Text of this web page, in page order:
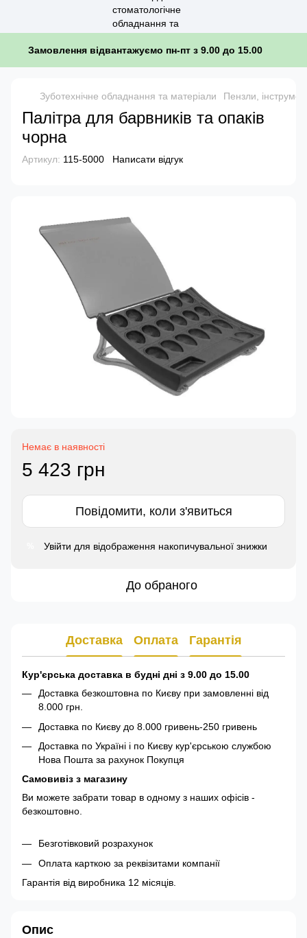
Замовлення відвантажуємо пн-пт з 9.00 до 15.00
Зуботехнічне обладнання та матеріали Пензли,
Палітра для барвників та опаків
чорна
Артикул: 115-5000 Написати відгук
Немає в наявності
5 423 грн
Повідомити, коли з'явиться
Увійти для відображення накопичувальної знижки
До обраного
Доставка Оплата Гарантія
Кур'єрська доставка в будні дні з 9.00 до 15.00
Доставка безкоштовна по Києву при замовленні від
8.000 грн.
Доставка по Києву до 8.000 гривень-250 гривень
Доставка по Україні і по Києву кур'єрською службою
Нова Пошта за рахунок Покупця
Самовивіз з магазину
Ви можете забрати товар в одному з наших офісів -
безкоштовно.
Безготівковий розрахунок
Оплата карткою за реквізитами компанії
Гарантія від виробника 12 місяців.
Опис